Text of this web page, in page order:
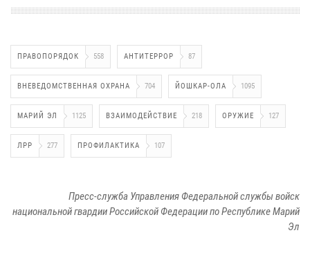
ПРАВОПОРЯДОК 558 АНТИТЕРРОР 87
ВНЕВЕДОМСТВЕННАЯ ОХРАНА 704 ЙОШКАР-ОЛА 1095
МАРИЙ ЭЛ 1125 ВЗАИМОДЕЙСТВИЕ 218 ОРУЖИЕ 127
ЛРР 277 ПРОФИЛАКТИКА 107
Пресс-служба Управления Федеральной службы войск
национальной гвардии Российской Федерации по Республике Марий
Эл